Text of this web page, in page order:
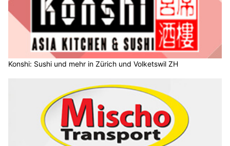
Konshi: Sushi und mehr in Zürich und Volketswil ZH